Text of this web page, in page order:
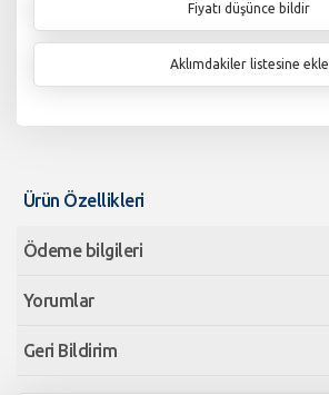
Fiyatı düşünce bildir
Aklımdakiler listesine ekle
Ürün Özellikleri
Ödeme bilgileri
Yorumlar
Geri Bildirim